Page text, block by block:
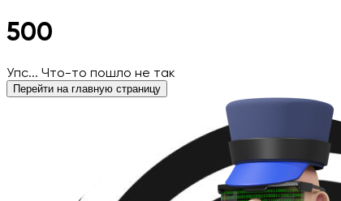
500
Упс... Что-то пошло не так
Перейти на главную страницу